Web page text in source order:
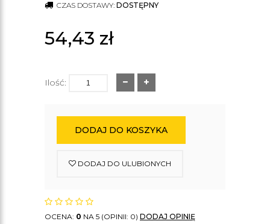
CZAS DOSTAWY: DOSTĘPNY
54,43 zł
Ilość:
DODAJ DO KOSZYKA
DODAJ DO ULUBIONYCH
OCENA: 0 NA 5 (OPINII: 0) DODAJ OPINIĘ